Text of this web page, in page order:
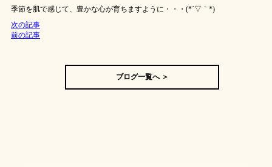
季節を肌で感じて、豊かな心が育ちますように・・・(*´▽｀*)
次の記事
前の記事
ブログ一覧へ ＞